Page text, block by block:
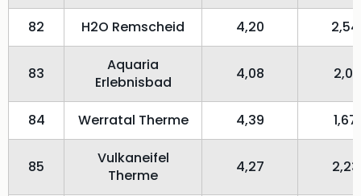
82 H2O Remscheid 4,20 2,54
83
Aquaria
Erlebnisbad
4,08 2,01
84 Werratal Therme 4,39 1,67
85
Vulkaneifel
Therme
4,27 2,23